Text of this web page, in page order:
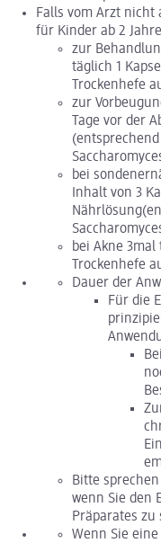
Falls vom Arzt nicht
für Kinder ab 2
zur
täglich 1
Trockenhefe
zur
Tage vor der
bei
Inhalt von 3
bei Akne
Trockenhefe
Dauer der
Für die
Bitte
wenn Sie den
Präparates zu
Wenn Sie